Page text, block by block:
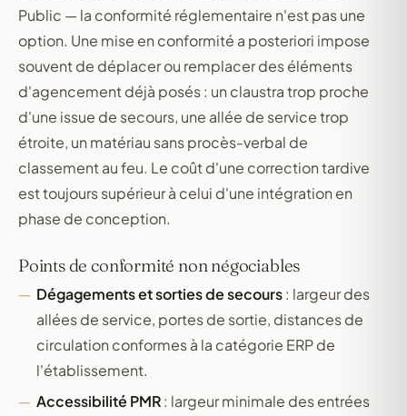
Public — la conformité réglementaire n'est pas une
option. Une mise en conformité a posteriori impose
souvent de déplacer ou remplacer des éléments
d'agencement déjà posés : un claustra trop proche
d'une issue de secours, une allée de service trop
étroite, un matériau sans procès-verbal de
classement au feu. Le coût d'une correction tardive
est toujours supérieur à celui d'une intégration en
phase de conception.
Points de conformité non négociables
Dégagements et sorties de secours: largeur des
allées de service, portes de sortie, distances de
circulation conformes à la catégorie ERP de
l'établissement.
Accessibilité PMR: largeur minimale des entrées